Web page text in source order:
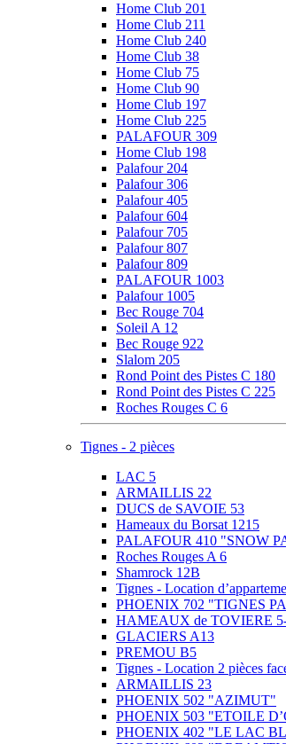
Home Club 201
Home Club 211
Home Club 240
Home Club 38
Home Club 75
Home Club 90
Home Club 197
Home Club 225
PALAFOUR 309
Home Club 198
Palafour 204
Palafour 306
Palafour 405
Palafour 604
Palafour 705
Palafour 807
Palafour 809
PALAFOUR 1003
Palafour 1005
Bec Rouge 704
Soleil A 12
Bec Rouge 922
Slalom 205
Rond Point des Pistes C 180
Rond Point des Pistes C 225
Roches Rouges C 6
Tignes - 2 pièces
LAC 5
ARMAILLIS 22
DUCS de SAVOIE 53
Hameaux du Borsat 1215
PALAFOUR 410 "SNOW
Roches Rouges A 6
Shamrock 12B
Tignes - Location
PHOENIX 702 "TIGNES
HAMEAUX de TOVIERE
GLACIERS A13
PREMOU B5
Tignes - Location 2 pièces
ARMAILLIS 23
PHOENIX 502 "AZIMUT"
PHOENIX 503 "ETOILE
PHOENIX 402 "LE LAC